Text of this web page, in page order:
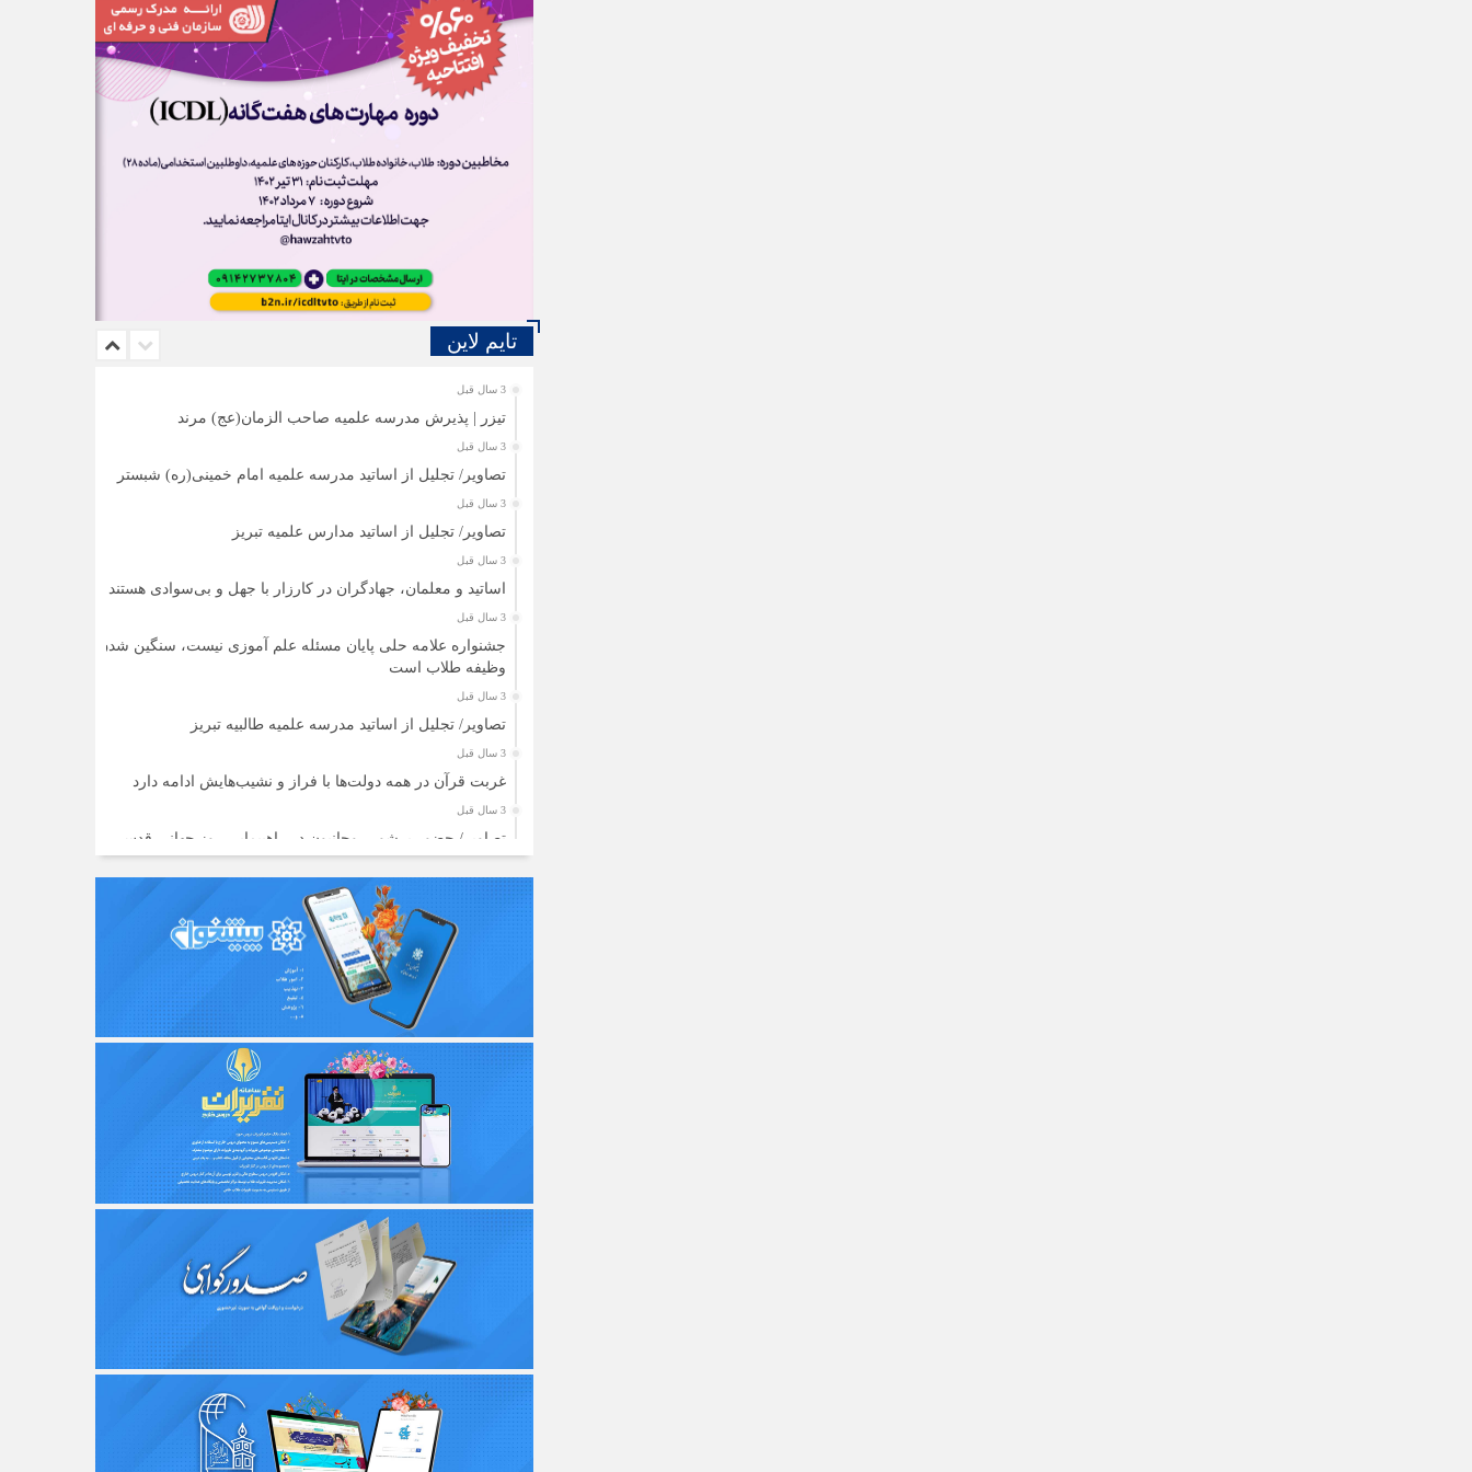
تایم لاین
3 سال قبل
تیزر | پذیرش مدرسه علمیه صاحب الزمان(عج) مرند
3 سال قبل
تصاویر/ تجلیل از اساتید مدرسه علمیه امام خمینی(ره) شبستر
3 سال قبل
تصاویر/ تجلیل از اساتید مدارس علمیه تبریز
3 سال قبل
اساتید و معلمان، جهادگران در کارزار با جهل و بی‌سوادی هستند
3 سال قبل
جشنواره علامه حلی پایان مسئله علم آموزی نیست، سنگین شدن
وظیفه طلاب است
3 سال قبل
تصاویر/ تجلیل از اساتید مدرسه علمیه طالبیه تبریز
3 سال قبل
غربت قرآن در همه دولت‌ها با فراز و نشیب‌هایش ادامه دارد
3 سال قبل
تصاویر/ حضور پرشور روحانیون در راهپیمایی روز جهانی قدس
یادداشت رسیده | شب تقدیر مقدرات یک‌ساله